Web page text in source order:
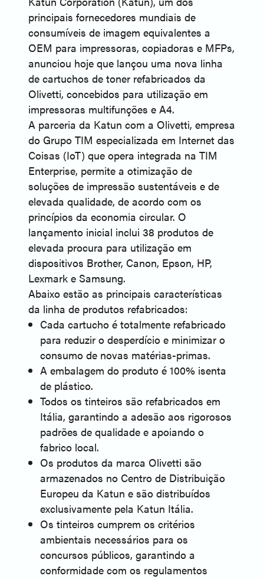
principais fornecedores mundiais de
consumíveis de imagem equivalentes a
OEM para impressoras, copiadoras e MFPs,
anunciou hoje que lançou uma nova linha
de cartuchos de toner refabricados da
Olivetti, concebidos para utilização em
impressoras multifunções e A4.
A parceria da Katun com a Olivetti, empresa
do Grupo TIM especializada em Internet das
Coisas (IoT) que opera integrada na TIM
Enterprise, permite a otimização de
soluções de impressão sustentáveis e de
elevada qualidade, de acordo com os
princípios da economia circular. O
lançamento inicial inclui 38 produtos de
elevada procura para utilização em
dispositivos Brother, Canon, Epson, HP,
Lexmark e Samsung.
Abaixo estão as principais características
da linha de produtos refabricados:
Cada cartucho é totalmente refabricado
para reduzir o desperdício e minimizar o
consumo de novas matérias-primas.
A embalagem do produto é 100% isenta
de plástico.
Todos os tinteiros são refabricados em
Itália, garantindo a adesão aos rigorosos
padrões de qualidade e apoiando o
fabrico local.
Os produtos da marca Olivetti são
armazenados no Centro de Distribuição
Europeu da Katun e são distribuídos
exclusivamente pela Katun Itália.
Os tinteiros cumprem os critérios
ambientais necessários para os
concursos públicos, garantindo a
conformidade com os regulamentos